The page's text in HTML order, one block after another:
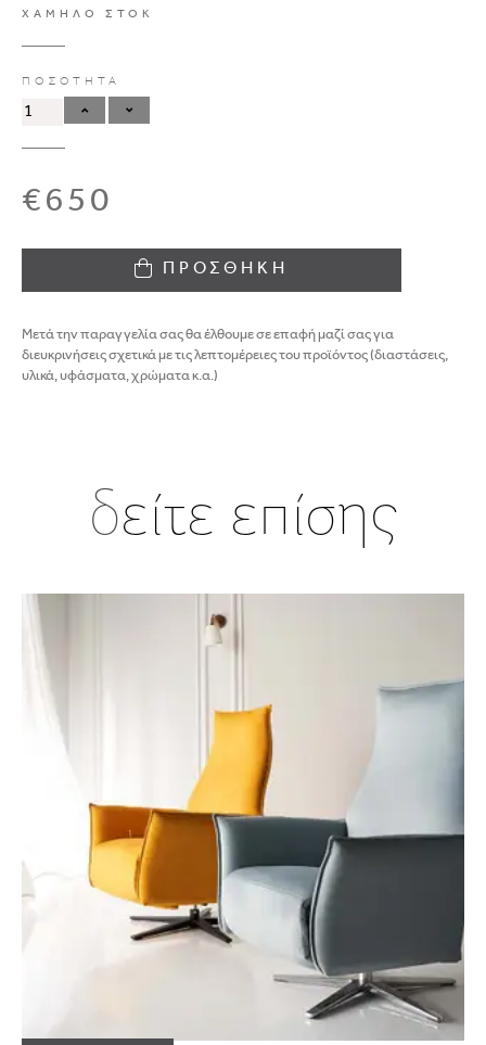
ΧΑΜΗΛΟ ΣΤΟΚ
ΠΟΣΟΤΗΤΑ
€650
ΠΡΟΣΘΗΚΗ
Μετά την παραγγελία σας θα έλθουμε σε επαφή μαζί σας για
διευκρινήσεις σχετικά με τις λεπτομέρειες του προϊόντος (διαστάσεις,
υλικά, υφάσματα, χρώματα κ.α.)
δείτε επίσης